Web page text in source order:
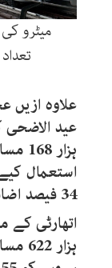
میٹرو
تعداد 27 لاکھ 86 ہزار
علاوہ ازیں
استعمال
34 فیصد اضافہ ظاہر کرتا ہے۔